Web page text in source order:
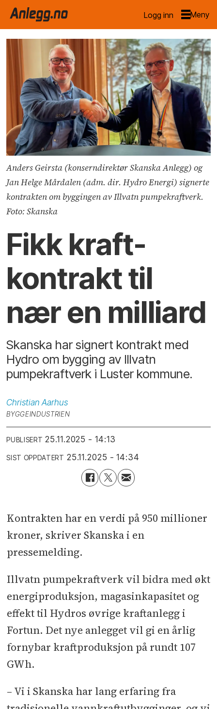
Logg inn
Anders Geirsta (konserndirektør Skanska Anlegg) og
Jan Helge Mårdalen (adm. dir. Hydro Energi) signerte
kontrakten om byggingen av Illvatn pumpekraftverk.
Foto: Skanska
Fikk kraft­
kontrakt til
nær en milliard
Skanska har signert kontrakt med
Hydro om bygging av Illvatn
pumpekraftverk i Luster kommune.
Christian Aarhus
BYGGEINDUSTRIEN
PUBLISERT 25.11.2025 - 14:13
SIST OPPDATERT 25.11.2025 - 14:34
Kontrakten har en verdi på 950 millioner
kroner, skriver Skanska i en
pressemelding.
Illvatn pumpekraftverk vil bidra med økt
energiproduksjon, magasinkapasitet og
effekt til Hydros øvrige kraftanlegg i
Fortun. Det nye anlegget vil gi en årlig
fornybar kraftproduksjon på rundt 107
GWh.
– Vi i Skanska har lang erfaring fra